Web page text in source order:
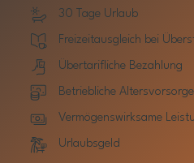
30 Tage Urlaub
Freizeitausgleich bei
Übertarifliche Bezahlung
Betriebliche Altersvorsorge
Vermögenswirksame
Urlaubsgeld